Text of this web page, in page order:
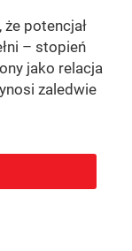
potencjał
– stopień
jako relacja
zaledwie